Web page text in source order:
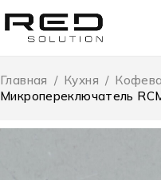
Главная / Кухня /
Микропереключатель